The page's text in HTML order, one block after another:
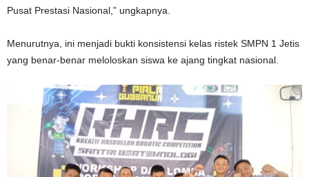
Pusat Prestasi Nasional,” ungkapnya.
Menurutnya, ini menjadi bukti konsistensi kelas ristek SMPN 1 Jetis
yang benar-benar meloloskan siswa ke ajang tingkat nasional.